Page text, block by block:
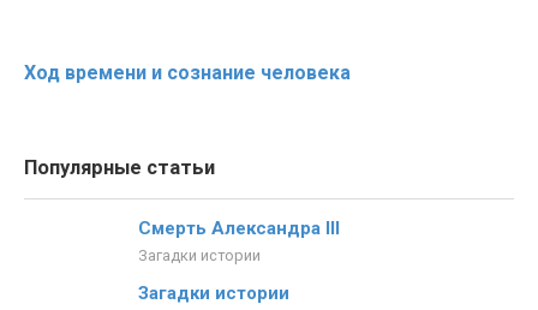
Ход времени и сознание человека
Популярные статьи
Смерть Александра III
Загадки истории
Загадки истории